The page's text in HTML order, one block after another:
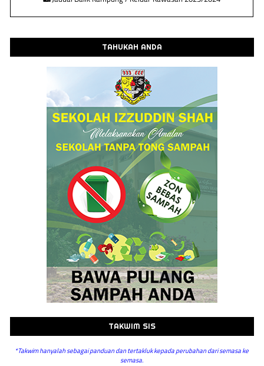
TAHUKAH ANDA
TAKWIM SIS
*Takwim hanyalah sebagai panduan dan tertakluk kepada perubahan dari semasa ke
semasa.